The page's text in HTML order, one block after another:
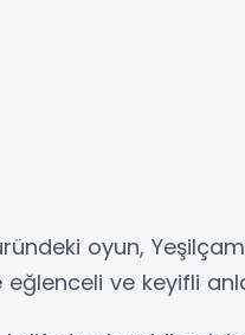
oyun,
eğlenceli ve keyifli